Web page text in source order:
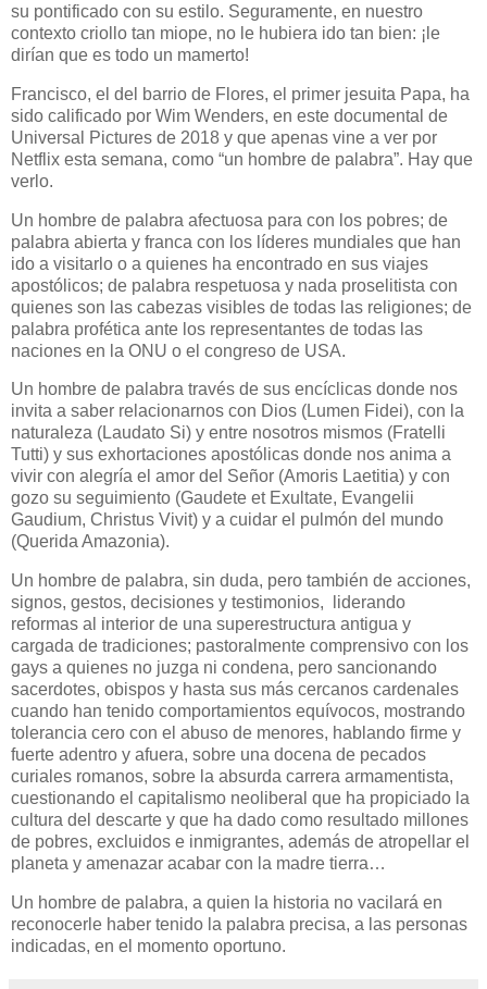
su pontificado con su estilo. Seguramente, en nuestro
contexto criollo tan miope, no le hubiera ido tan bien: ¡le
dirían que es todo un mamerto!
Francisco, el del barrio de Flores, el primer jesuita Papa, ha
sido calificado por Wim Wenders, en este documental de
Universal Pictures de 2018 y que apenas vine a ver por
Netflix esta semana, como “un hombre de palabra”. Hay que
verlo.
Un hombre de palabra afectuosa para con los pobres; de
palabra abierta y franca con los líderes mundiales que han
ido a visitarlo o a quienes ha encontrado en sus viajes
apostólicos; de palabra respetuosa y nada proselitista con
quienes son las cabezas visibles de todas las religiones; de
palabra profética ante los representantes de todas las
naciones en la ONU o el congreso de USA.
Un hombre de palabra través de sus encíclicas donde nos
invita a saber relacionarnos con Dios (Lumen Fidei), con la
naturaleza (Laudato Si) y entre nosotros mismos (Fratelli
Tutti) y sus exhortaciones apostólicas donde nos anima a
vivir con alegría el amor del Señor (Amoris Laetitia) y con
gozo su seguimiento (Gaudete et Exultate, Evangelii
Gaudium, Christus Vivit) y a cuidar el pulmón del mundo
(Querida Amazonia).
Un hombre de palabra, sin duda, pero también de acciones,
signos, gestos, decisiones y testimonios,
liderando
reformas al interior de una superestructura antigua y
cargada de tradiciones; pastoralmente comprensivo con los
gays a quienes no juzga ni condena, pero sancionando
sacerdotes, obispos y hasta sus más cercanos cardenales
cuando han tenido comportamientos equívocos, mostrando
tolerancia cero con el abuso de menores, hablando firme y
fuerte adentro y afuera, sobre una docena de pecados
curiales romanos, sobre la absurda carrera armamentista,
cuestionando el capitalismo neoliberal que ha propiciado la
cultura del descarte y que ha dado como resultado millones
de pobres, excluidos e inmigrantes, además de atropellar el
planeta y amenazar acabar con la madre tierra…
Un hombre de palabra, a quien la historia no vacilará en
reconocerle haber tenido la palabra precisa, a las personas
indicadas, en el momento oportuno.